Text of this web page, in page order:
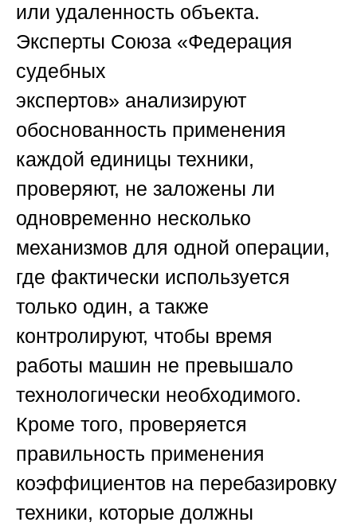
или удаленность объекта.
Эксперты Союза «Федерация
судебных
экспертов» анализируют
обоснованность применения
каждой единицы техники,
проверяют, не заложены ли
одновременно несколько
механизмов для одной операции,
где фактически используется
только один, а также
контролируют, чтобы время
работы машин не превышало
технологически необходимого.
Кроме того, проверяется
правильность применения
коэффициентов на перебазировку
техники, которые должны